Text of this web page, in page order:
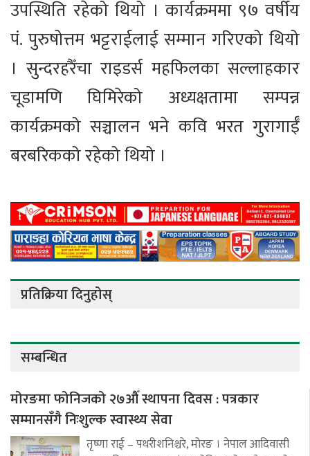
उपस्थिति रहेको थियो । कार्यक्रममा ९७ वर्षीय
पं. पुरुषोत्तम भट्टराईलाई सम्मान गरिएको थियो
। सुन्दरहरैँचा राइडर्स महफिलका सल्लाहकार
चूडामणि घिमिरेको अध्यक्षतामा सम्पन्न
कार्यक्रमको सञ्चालन भने कवि भरत गुरागाईँ
बरबरिकको रहेको थियो ।
प्रतिक्रिया दिनुहोस्
सम्बन्धित
मोरङमा फोनिजको २७औँ स्थापना दिवस : पत्रकार
सम्मानसँगै निःशुल्क स्वास्थ्य सेवा
तृष्णा राई – पथरीशनिश्चरे, मोरङ । नेपाल आदिवासी